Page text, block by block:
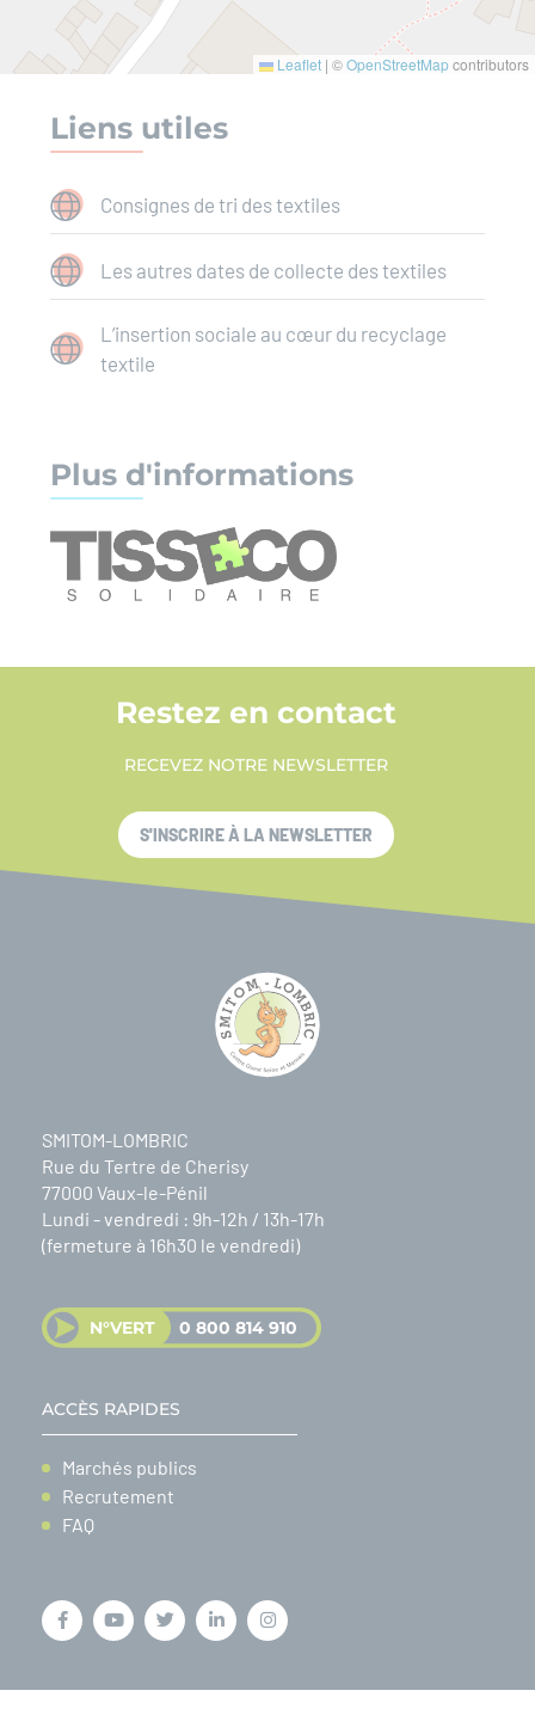
Leaflet | ©OpenStreetMapcontributors
Liens utiles
Consignes de tri des textiles
Les autres dates de collecte des textiles
L’insertion sociale au cœur du recyclage
textile
Plus d'informations
SMITOM-LOMBRIC
Rue du Tertre de Cherisy
77000 Vaux-le-Pénil
Lundi - vendredi : 9h-12h / 13h-17h
(fermeture à 16h30 le vendredi)
N°VERT 0 800 814 910
ACCÈS RAPIDES
Marchés publics
Recrutement
FAQ
Restez en contact
RECEVEZ NOTRE NEWSLETTER
S'INSCRIRE À LA NEWSLETTER